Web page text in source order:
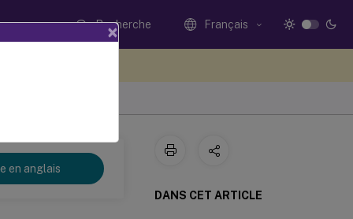
Recherche Français
en anglais
DANS CET ARTICLE
×